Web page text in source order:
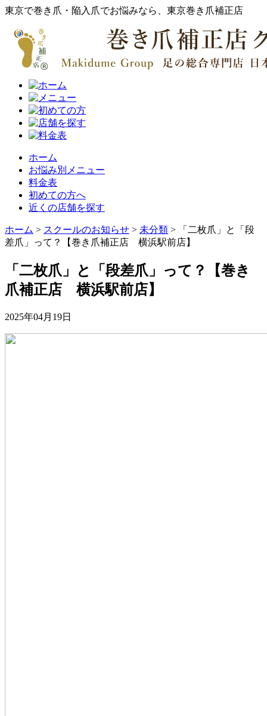
東京で巻き爪・陥入爪でお悩みなら、東京巻き爪補正店
ホーム
お悩み別メニュー
料金表
初めての方へ
近くの店舗を探す
ホーム > スクールのお知らせ > 未分類 >
「二枚爪」と「段
差爪」って？【巻き爪補正店 横浜駅前店】
「二枚爪」と「段差爪」って？【巻き
爪補正店 横浜駅前店】
2025年04月19日